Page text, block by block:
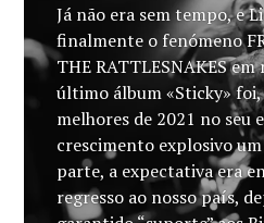
Já não era sem tempo, e
finalmente o fenómeno
THE RATTLESNAKES
último álbum «Sticky» foi,
melhores de 2021 no seu
crescimento explosivo
parte, a expectativa era
regresso ao nosso país,